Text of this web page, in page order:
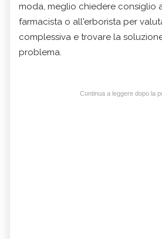
moda, meglio chiedere consiglio
farmacista o all'erborista per
complessiva e trovare la
problema.
Continua a leggere dopo la